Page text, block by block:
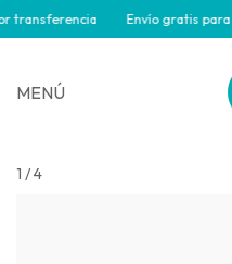
transferencia Envío gratis para
MENÚ
1 /4